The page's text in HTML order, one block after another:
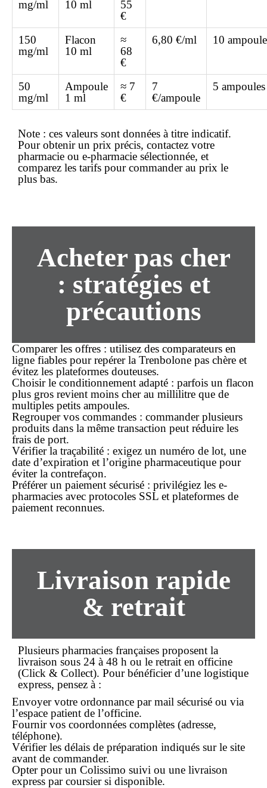
mg/ml 10 ml
55
€
150
mg/ml
Flacon
10 ml
≈
68
€
6,80 €/ml 10
50
mg/ml
Ampoule
1 ml
≈ 7
€
7
€/ampoule
5 ampoules
Note : ces valeurs sont données à titre indicatif.
Pour obtenir un prix précis, contactez votre
pharmacie ou e‐pharmacie sélectionnée, et
comparez les tarifs pour commander au prix le
plus bas.
Acheter pas cher
: stratégies et
précautions
Comparer les offres : utilisez des comparateurs en
ligne fiables pour repérer la Trenbolone pas chère et
évitez les plateformes douteuses.
Choisir le conditionnement adapté : parfois un flacon
plus gros revient moins cher au millilitre que de
multiples petits ampoules.
Regrouper vos commandes : commander plusieurs
produits dans la même transaction peut réduire les
frais de port.
Vérifier la traçabilité : exigez un numéro de lot, une
date d’expiration et l’origine pharmaceutique pour
éviter la contrefaçon.
Préférer un paiement sécurisé : privilégiez les e‐
pharmacies avec protocoles SSL et plateformes de
paiement reconnues.
Livraison rapide
& retrait
Plusieurs pharmacies françaises proposent la
livraison sous 24 à 48 h ou le retrait en officine
(Click & Collect). Pour bénéficier d’une logistique
express, pensez à :
Envoyer votre ordonnance par mail sécurisé ou via
l’espace patient de l’officine.
Fournir vos coordonnées complètes (adresse,
téléphone).
Vérifier les délais de préparation indiqués sur le site
avant de commander.
Opter pour un Colissimo suivi ou une livraison
express par coursier si disponible.